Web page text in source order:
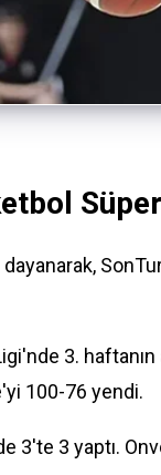
3. haftanın
100-76 yendi.
3'te 3 yaptı.